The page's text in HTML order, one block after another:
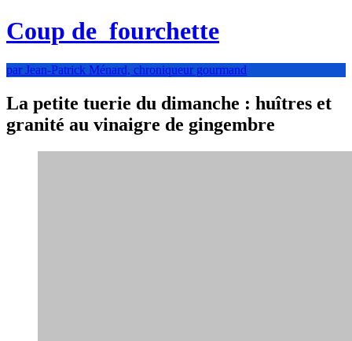
Coup de fourchette
par Jean-Patrick Ménard, chroniqueur gourmand
La petite tuerie du dimanche : huîtres et
granité au vinaigre de gingembre